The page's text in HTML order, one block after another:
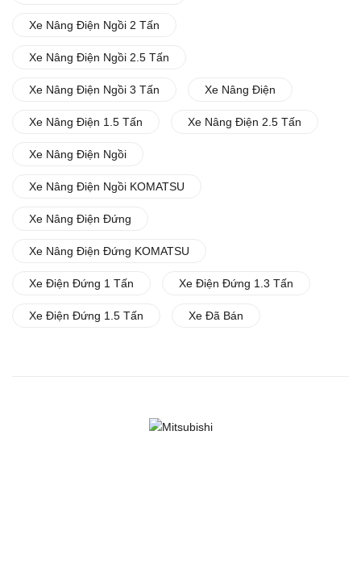
Xe Nâng Điện Ngồi 2 Tấn
Xe Nâng Điện Ngồi 2.5 Tấn
Xe Nâng Điện Ngồi 3 Tấn Xe Nâng Điện
Xe Nâng Điện 1.5 Tấn Xe Nâng Điện 2.5 Tấn
Xe Nâng Điện Ngồi
Xe Nâng Điện Ngồi KOMATSU
Xe Nâng Điện Đứng
Xe Nâng Điện Đứng KOMATSU
Xe Điện Đứng 1 Tấn Xe Điện Đứng 1.3 Tấn
Xe Điện Đứng 1.5 Tấn Xe Đã Bán